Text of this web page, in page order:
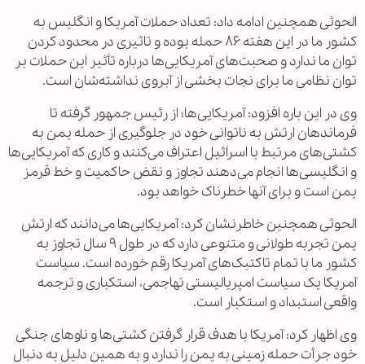
الحوثی همچنین ادامه داد: تعداد حملات آمریکا و انگلیس به
کشور ما در این هفته ۸۶ حمله بوده و تاثیری در محدود کردن
توان ما ندارد و صحبت‌های آمریکایی‌ها درباره تأثیر این حملات بر
توان نظامی ما برای نجات بخشی از آبروی نداشته‌شان است.
وی در این باره افزود: آمریکایی‌ها؛ از رئیس جمهور گرفته تا
فرماندهان ارتش به ناتوانی خود در جلوگیری از حمله یمن به
کشتی‌های مرتبط با اسرائیل اعتراف می‌کنند و کاری که آمریکایی‌ها
و انگلیسی‌ها انجام می‌دهند تجاوز و نقض حاکمیت و خط قرمز
یمن است و برای آنها خطرناک خواهد بود.
الحوثی همچنین خاطرنشان کرد: آمریکایی‌ها می‌دانند که ارتش
یمن تجربه طولانی و متنوعی دارد که در طول ۹ سال تجاوز به
کشور ما با تمام تاکتیک‌های آمریکا رقم خورده است. سیاست
آمریکا یک سیاست امپریالیستی تهاجمی، استکباری و ترجمه
واقعی استبداد و استکبار است.
وی اظهار کرد: آمریکا با هدف قرار گرفتن کشتی‌ها و ناوهای جنگی
خود جرأت حمله زمینی به یمن را ندارد و به همین دلیل به دنبال